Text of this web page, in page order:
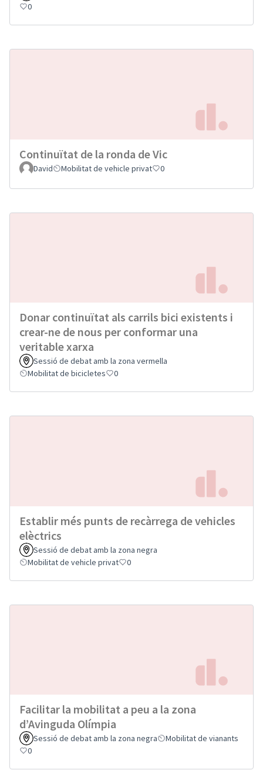
0
Continuïtat de la ronda de Vic
David Mobilitat de vehicle privat 0
Donar continuïtat als carrils bici existents i
crear-ne de nous per conformar una
veritable xarxa
Sessió de debat amb la zona vermella
Mobilitat de bicicletes
0
Establir més punts de recàrrega de vehicles
elèctrics
Sessió de debat amb la zona negra
Mobilitat de vehicle privat
0
Facilitar la mobilitat a peu a la zona
d’Avinguda Olímpia
Sessió de debat amb la zona negra
Mobilitat de vianants
0